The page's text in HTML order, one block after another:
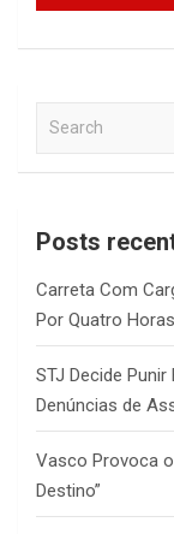
a
c
Posts
Carreta Com
Por Quatro
STJ Decide
Denúncias de
Vasco Provoca
Destino”